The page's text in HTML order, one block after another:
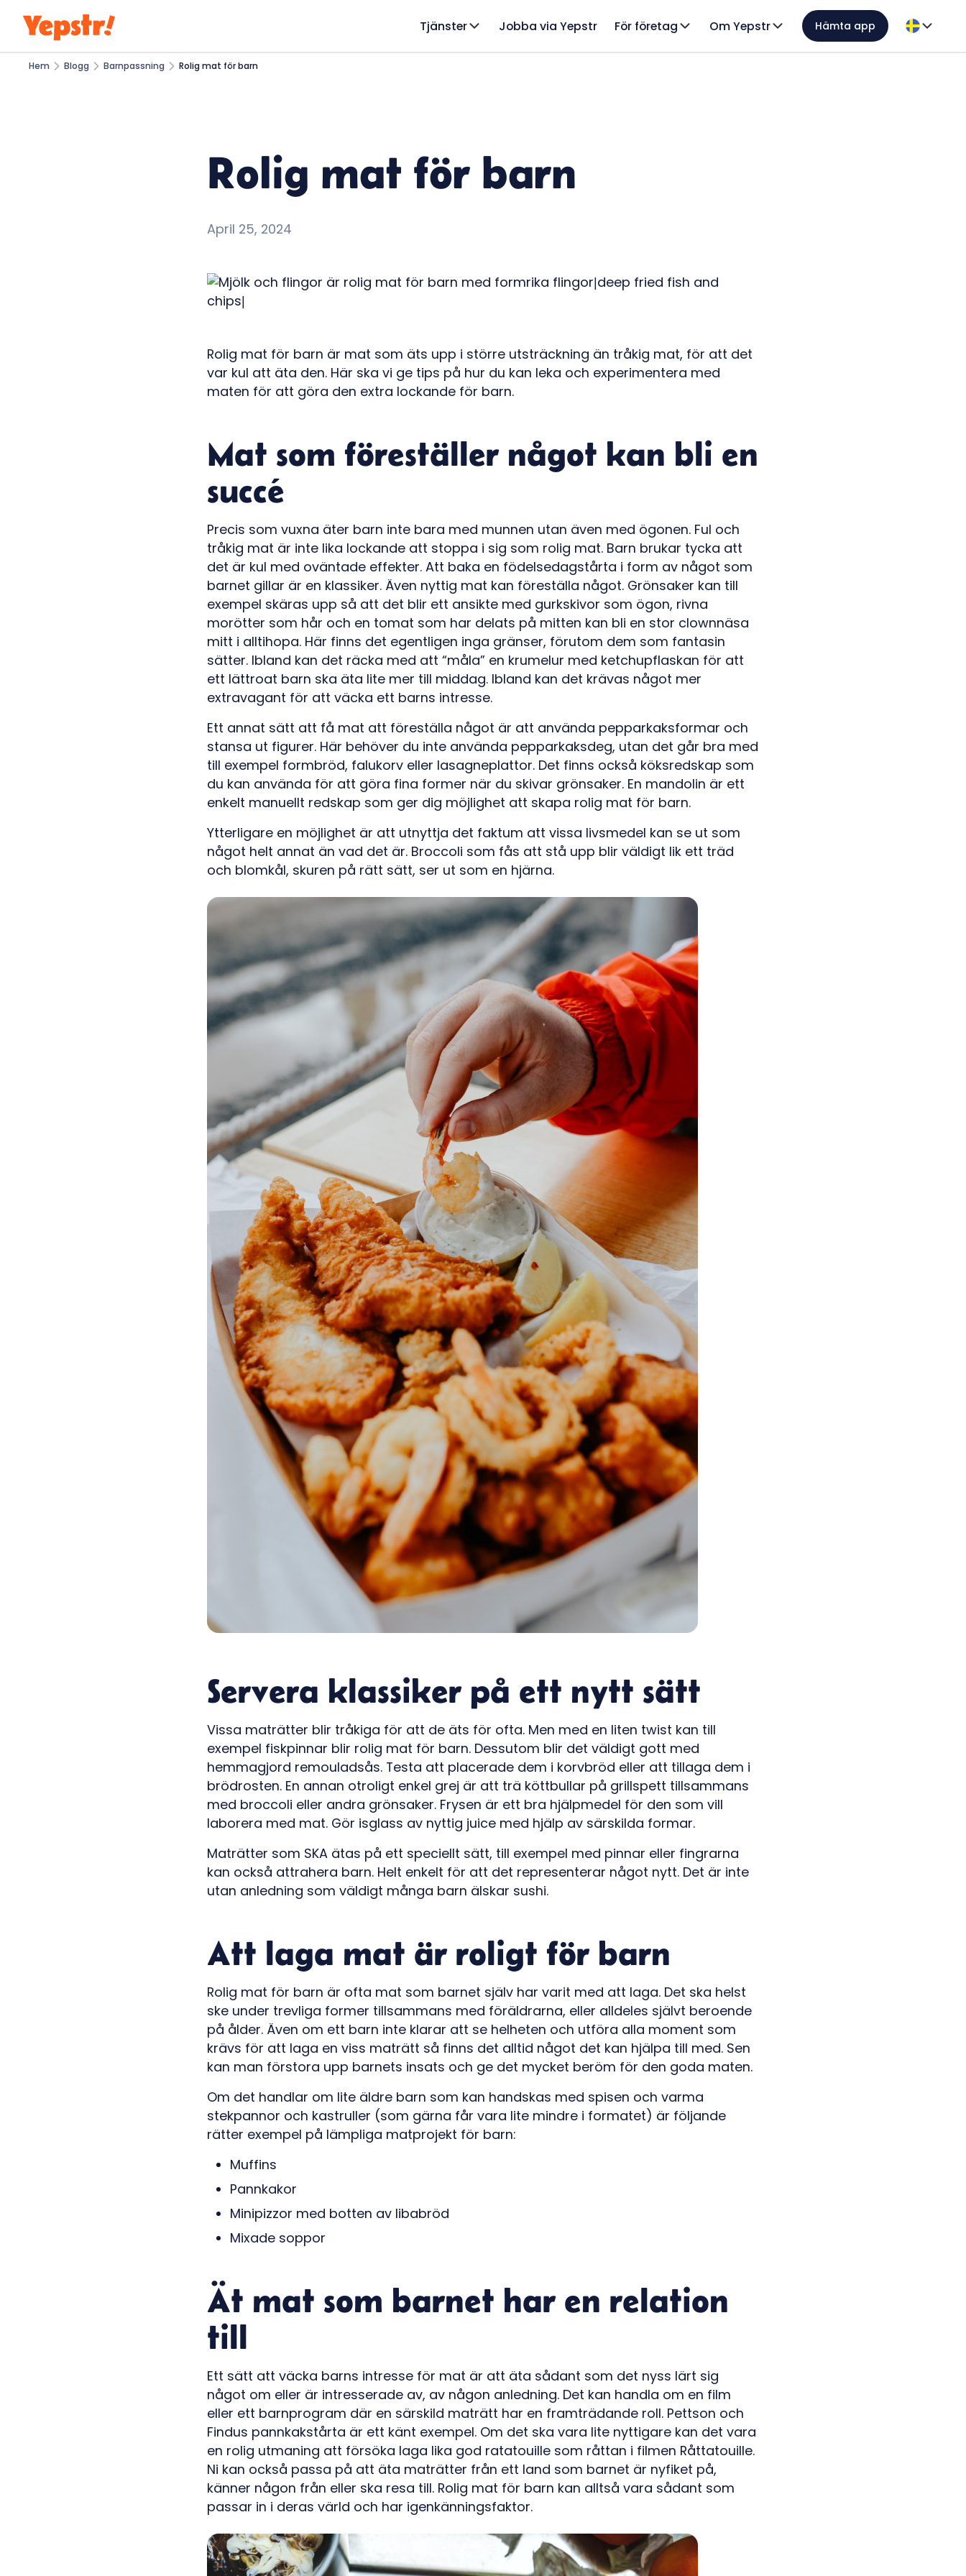
Tjänster Jobba via Yepstr För företag Om Yepstr Hämta app
Hem Blogg Barnpassning Rolig mat för barn
Rolig mat för barn
April 25, 2024
Rolig mat för barn är mat som äts upp i större utsträckning än tråkig mat, för att det
var kul att äta den. Här ska vi ge tips på hur du kan leka och experimentera med
maten för att göra den extra lockande för barn.
Mat som föreställer något kan bli en
succé
Precis som vuxna äter barn inte bara med munnen utan även med ögonen. Ful och
tråkig mat är inte lika lockande att stoppa i sig som rolig mat. Barn brukar tycka att
det är kul med oväntade effekter. Att baka en födelsedagstårta i form av något som
barnet gillar är en klassiker. Även nyttig mat kan föreställa något. Grönsaker kan till
exempel skäras upp så att det blir ett ansikte med gurkskivor som ögon, rivna
morötter som hår och en tomat som har delats på mitten kan bli en stor clownnäsa
mitt i alltihopa. Här finns det egentligen inga gränser, förutom dem som fantasin
sätter. Ibland kan det räcka med att “måla” en krumelur med ketchupflaskan för att
ett lättroat barn ska äta lite mer till middag. Ibland kan det krävas något mer
extravagant för att väcka ett barns intresse.
Ett annat sätt att få mat att föreställa något är att använda pepparkaksformar och
stansa ut figurer. Här behöver du inte använda pepparkaksdeg, utan det går bra med
till exempel formbröd, falukorv eller lasagneplattor. Det finns också köksredskap som
du kan använda för att göra fina former när du skivar grönsaker. En mandolin är ett
enkelt manuellt redskap som ger dig möjlighet att skapa rolig mat för barn.
Ytterligare en möjlighet är att utnyttja det faktum att vissa livsmedel kan se ut som
något helt annat än vad det är. Broccoli som fås att stå upp blir väldigt lik ett träd
och blomkål, skuren på rätt sätt, ser ut som en hjärna.
Servera klassiker på ett nytt sätt
Vissa maträtter blir tråkiga för att de äts för ofta. Men med en liten twist kan till
exempel fiskpinnar blir rolig mat för barn. Dessutom blir det väldigt gott med
hemmagjord remouladsås. Testa att placerade dem i korvbröd eller att tillaga dem i
brödrosten. En annan otroligt enkel grej är att trä köttbullar på grillspett tillsammans
med broccoli eller andra grönsaker. Frysen är ett bra hjälpmedel för den som vill
laborera med mat. Gör isglass av nyttig juice med hjälp av särskilda formar.
Maträtter som SKA ätas på ett speciellt sätt, till exempel med pinnar eller fingrarna
kan också attrahera barn. Helt enkelt för att det representerar något nytt. Det är inte
utan anledning som väldigt många barn älskar sushi.
Att laga mat är roligt för barn
Rolig mat för barn är ofta mat som barnet själv har varit med att laga. Det ska helst
ske under trevliga former tillsammans med föräldrarna, eller alldeles självt beroende
på ålder. Även om ett barn inte klarar att se helheten och utföra alla moment som
krävs för att laga en viss maträtt så finns det alltid något det kan hjälpa till med. Sen
kan man förstora upp barnets insats och ge det mycket beröm för den goda maten.
Om det handlar om lite äldre barn som kan handskas med spisen och varma
stekpannor och kastruller (som gärna får vara lite mindre i formatet) är följande
rätter exempel på lämpliga matprojekt för barn:
Muffins
Pannkakor
Minipizzor med botten av libabröd
Mixade soppor
Ät mat som barnet har en relation
till
Ett sätt att väcka barns intresse för mat är att äta sådant som det nyss lärt sig
något om eller är intresserade av, av någon anledning. Det kan handla om en film
eller ett barnprogram där en särskild maträtt har en framträdande roll. Pettson och
Findus pannkakstårta är ett känt exempel. Om det ska vara lite nyttigare kan det vara
en rolig utmaning att försöka laga lika god ratatouille som råttan i filmen Råttatouille.
Ni kan också passa på att äta maträtter från ett land som barnet är nyfiket på,
känner någon från eller ska resa till. Rolig mat för barn kan alltså vara sådant som
passar in i deras värld och har igenkänningsfaktor.